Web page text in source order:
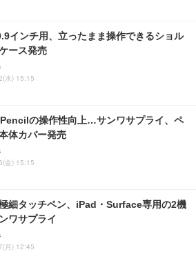
インチ用、立ったまま操作できるショル
ース発売
水) 15:15
の操作性向上…サンワサプライ、ペ
体カバー発売
金) 15:15
細タッチペン、iPad・Surface専用の2機
ワサプライ
月) 12:45